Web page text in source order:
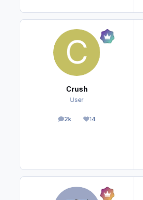
Crush
User
2k
Beiträge14
Reputation